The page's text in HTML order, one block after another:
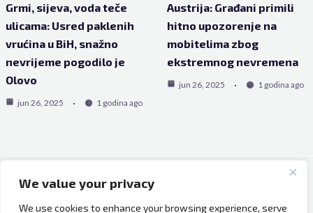
We value your privacy
We use cookies to enhance your browsing experience, serve
Grmi, sijeva, voda teče
ulicama: Usred paklenih
vrućina u BiH, snažno
nevrijeme pogodilo je
Olovo
jun 26, 2025 1 godina ago
Austrija: Građani primili
hitno upozorenje na
mobitelima zbog
ekstremnog nevremena
jun 26, 2025 1 godina ago
Copyright © 2026 Bh Dijaspora.